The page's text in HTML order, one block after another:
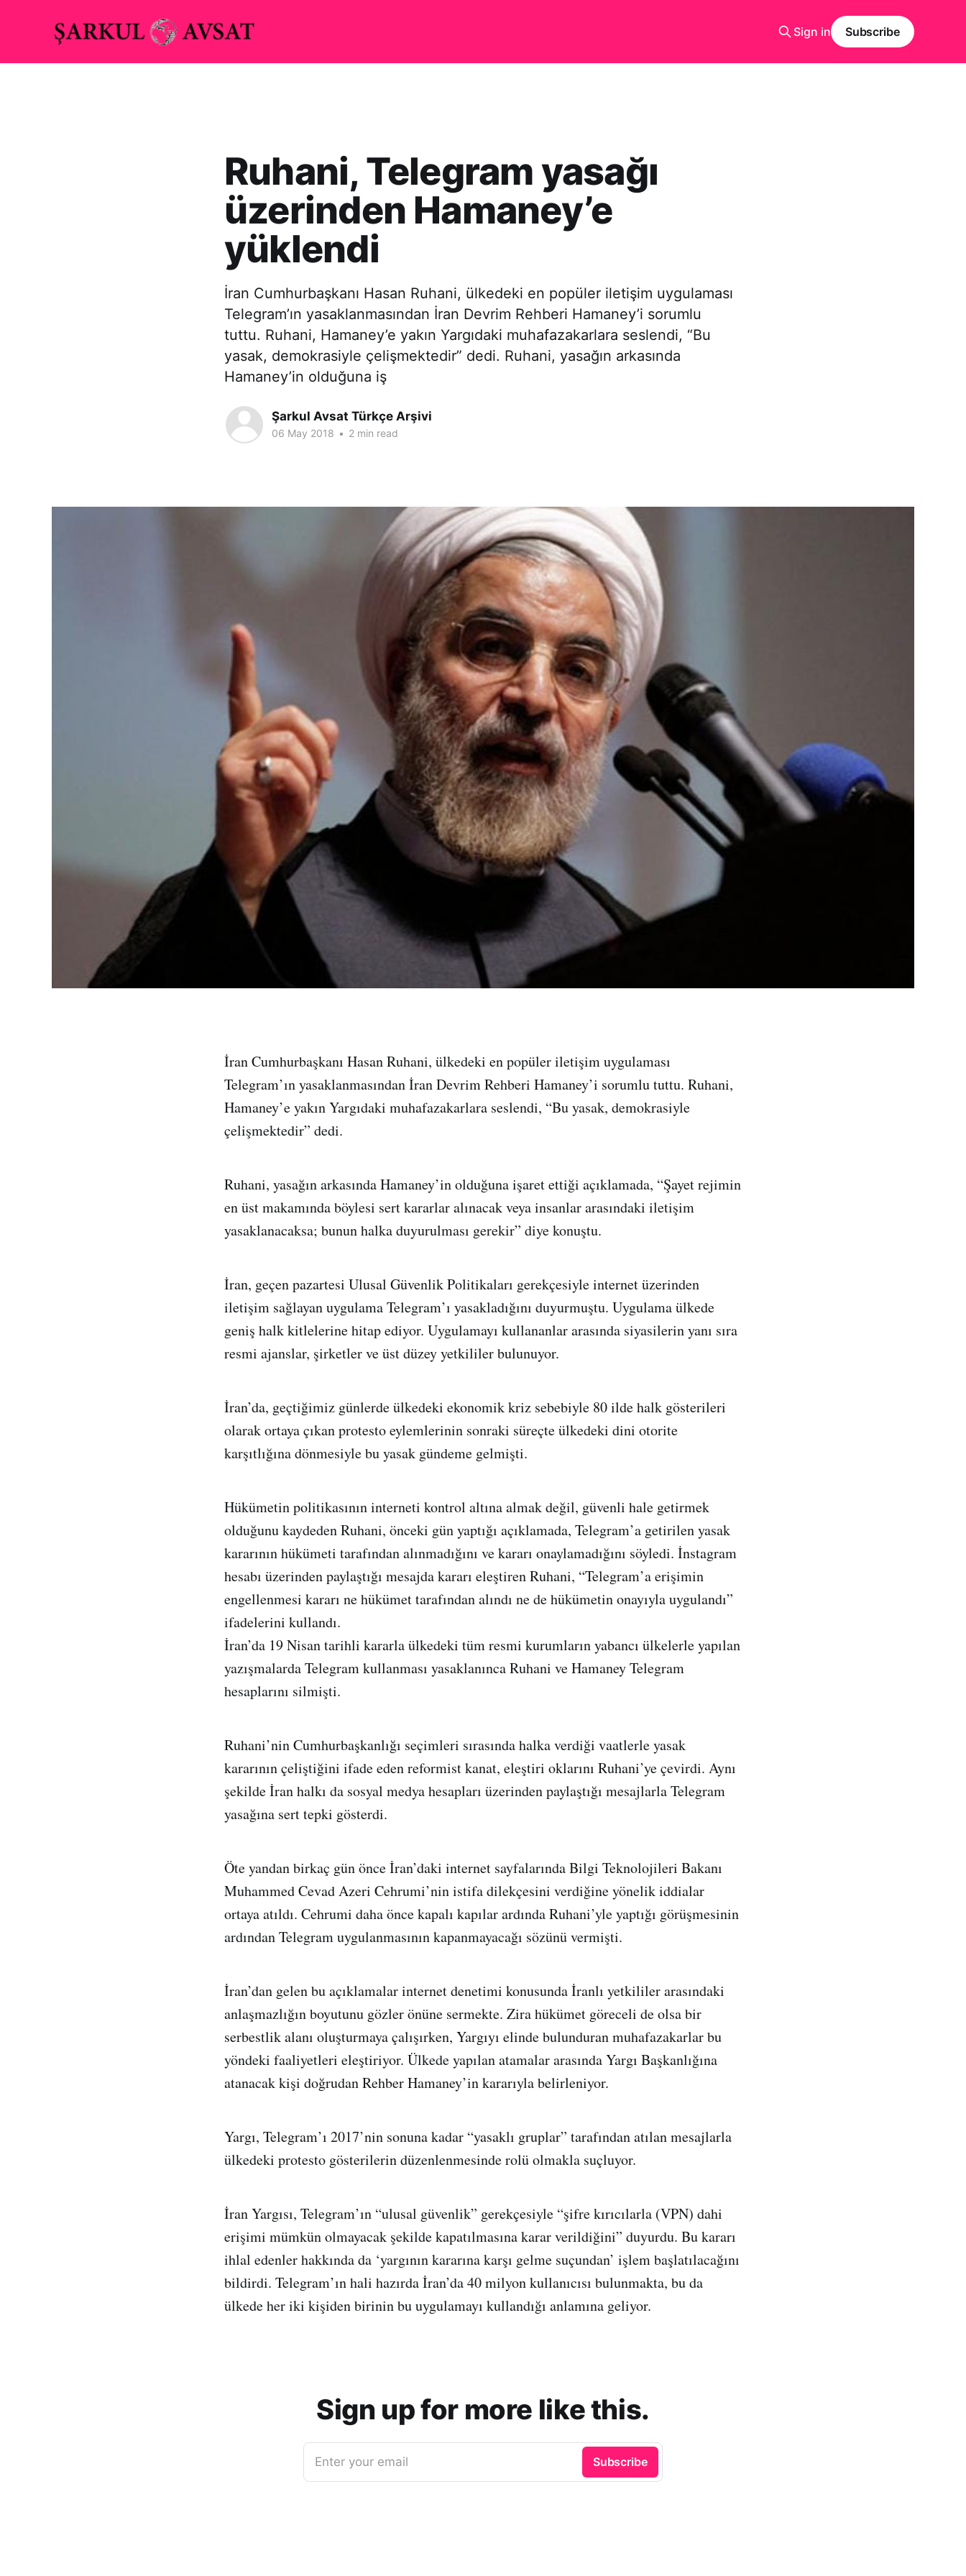
Sign in Subscribe
Ruhani, Telegram yasağı
üzerinden Hamaney’e
yüklendi
İran Cumhurbaşkanı Hasan Ruhani, ülkedeki en popüler iletişim uygulaması
Telegram’ın yasaklanmasından İran Devrim Rehberi Hamaney’i sorumlu
tuttu. Ruhani, Hamaney’e yakın Yargıdaki muhafazakarlara seslendi, “Bu
yasak, demokrasiyle çelişmektedir” dedi. Ruhani, yasağın arkasında
Hamaney’in olduğuna iş
Şarkul Avsat Türkçe Arşivi
06 May 2018 • 2 min read
İran Cumhurbaşkanı Hasan Ruhani, ülkedeki en popüler iletişim uygulaması
Telegram’ın yasaklanmasından İran Devrim Rehberi Hamaney’i sorumlu tuttu. Ruhani,
Hamaney’e yakın Yargıdaki muhafazakarlara seslendi, “Bu yasak, demokrasiyle
çelişmektedir” dedi.
Ruhani, yasağın arkasında Hamaney’in olduğuna işaret ettiği açıklamada, “Şayet rejimin
en üst makamında böylesi sert kararlar alınacak veya insanlar arasındaki iletişim
yasaklanacaksa; bunun halka duyurulması gerekir” diye konuştu.
İran, geçen pazartesi Ulusal Güvenlik Politikaları gerekçesiyle internet üzerinden
iletişim sağlayan uygulama Telegram’ı yasakladığını duyurmuştu. Uygulama ülkede
geniş halk kitlelerine hitap ediyor. Uygulamayı kullananlar arasında siyasilerin yanı sıra
resmi ajanslar, şirketler ve üst düzey yetkililer bulunuyor.
İran’da, geçtiğimiz günlerde ülkedeki ekonomik kriz sebebiyle 80 ilde halk gösterileri
olarak ortaya çıkan protesto eylemlerinin sonraki süreçte ülkedeki dini otorite
karşıtlığına dönmesiyle bu yasak gündeme gelmişti.
Hükümetin politikasının interneti kontrol altına almak değil, güvenli hale getirmek
olduğunu kaydeden Ruhani, önceki gün yaptığı açıklamada, Telegram’a getirilen yasak
kararının hükümeti tarafından alınmadığını ve kararı onaylamadığını söyledi. İnstagram
hesabı üzerinden paylaştığı mesajda kararı eleştiren Ruhani, “Telegram’a erişimin
engellenmesi kararı ne hükümet tarafından alındı ne de hükümetin onayıyla uygulandı”
ifadelerini kullandı.
İran’da 19 Nisan tarihli kararla ülkedeki tüm resmi kurumların yabancı ülkelerle yapılan
yazışmalarda Telegram kullanması yasaklanınca Ruhani ve Hamaney Telegram
hesaplarını silmişti.
Ruhani’nin Cumhurbaşkanlığı seçimleri sırasında halka verdiği vaatlerle yasak
kararının çeliştiğini ifade eden reformist kanat, eleştiri oklarını Ruhani’ye çevirdi. Aynı
şekilde İran halkı da sosyal medya hesapları üzerinden paylaştığı mesajlarla Telegram
yasağına sert tepki gösterdi.
Öte yandan birkaç gün önce İran’daki internet sayfalarında Bilgi Teknolojileri Bakanı
Muhammed Cevad Azeri Cehrumi’nin istifa dilekçesini verdiğine yönelik iddialar
ortaya atıldı. Cehrumi daha önce kapalı kapılar ardında Ruhani’yle yaptığı görüşmesinin
ardından Telegram uygulanmasının kapanmayacağı sözünü vermişti.
İran’dan gelen bu açıklamalar internet denetimi konusunda İranlı yetkililer arasındaki
anlaşmazlığın boyutunu gözler önüne sermekte. Zira hükümet göreceli de olsa bir
serbestlik alanı oluşturmaya çalışırken, Yargıyı elinde bulunduran muhafazakarlar bu
yöndeki faaliyetleri eleştiriyor. Ülkede yapılan atamalar arasında Yargı Başkanlığına
atanacak kişi doğrudan Rehber Hamaney’in kararıyla belirleniyor.
Yargı, Telegram’ı 2017’nin sonuna kadar “yasaklı gruplar” tarafından atılan mesajlarla
ülkedeki protesto gösterilerin düzenlenmesinde rolü olmakla suçluyor.
İran Yargısı, Telegram’ın “ulusal güvenlik” gerekçesiyle “şifre kırıcılarla (VPN) dahi
erişimi mümkün olmayacak şekilde kapatılmasına karar verildiğini” duyurdu. Bu kararı
ihlal edenler hakkında da ‘yargının kararına karşı gelme suçundan’ işlem başlatılacağını
bildirdi. Telegram’ın hali hazırda İran’da 40 milyon kullanıcısı bulunmakta, bu da
ülkede her iki kişiden birinin bu uygulamayı kullandığı anlamına geliyor.
Sign up for more like this.
Enter your email Subscribe